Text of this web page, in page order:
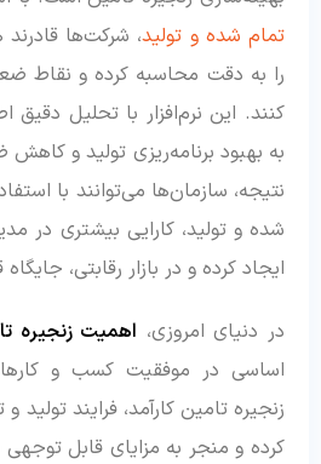
تمام شده و تولید، شرکت‌ها قادرند
را به دقت محاسبه کرده و نقاط
کنند. این نرم‌افزار با تحلیل دقیق
به بهبود برنامه‌ریزی تولید و
نتیجه، سازمان‌ها می‌توانند با
شده و تولید، کارایی بیشتری در
ایجاد کرده و در بازار رقابتی،
در دنیای امروزی، اهمیت زنجیره
اساسی در موفقیت کسب و
زنجیره تامین کارآمد، فرایند تولید
کرده و منجر به مزایای قابل